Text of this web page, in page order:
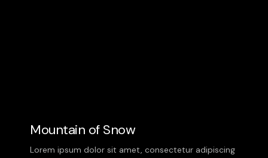
Mountain of Snow
Lorem ipsum dolor sit amet, consectetur adipiscing